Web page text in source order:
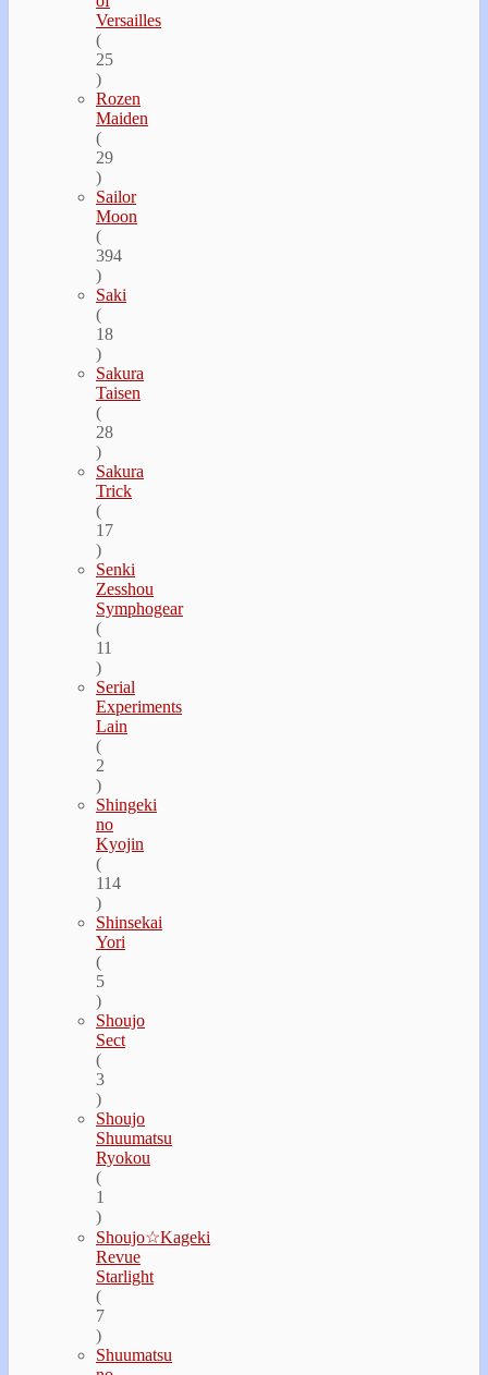
Versailles
(
25
)
Rozen
Maiden
(
29
)
Sailor
Moon
(
394
)
Saki
(
18
)
Sakura
Taisen
(
28
)
Sakura
Trick
(
17
)
Senki
Zesshou
Symphogear
(
11
)
Serial
Experiments
Lain
(
2
)
Shingeki
no
Kyojin
(
114
)
Shinsekai
Yori
(
5
)
Shoujo
Sect
(
3
)
Shoujo
Shuumatsu
Ryokou
(
1
)
Shoujo☆Kageki
Revue
Starlight
(
7
)
Shuumatsu